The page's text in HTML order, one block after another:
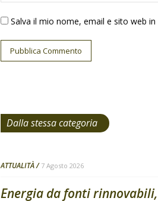
Salva il mio nome, email e sito web
Dalla stessa categoria
ATTUALITÀ 7 Agosto 2026
Energia da fonti